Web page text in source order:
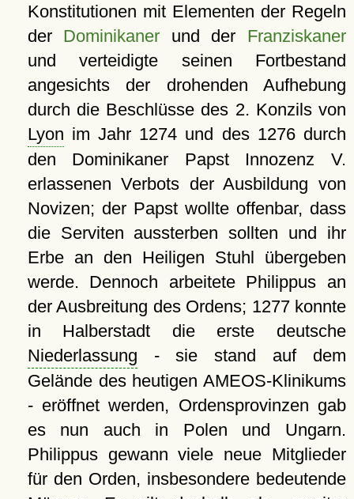
Konstitutionen mit Elementen der Regeln
der Dominikaner und der Franziskaner
und verteidigte seinen Fortbestand
angesichts der drohenden Aufhebung
durch die Beschlüsse des 2. Konzils von
Lyon im Jahr 1274 und des 1276 durch
den Dominikaner Papst Innozenz V.
erlassenen Verbots der Ausbildung von
Novizen; der Papst wollte offenbar, dass
die Serviten aussterben sollten und ihr
Erbe an den Heiligen Stuhl übergeben
werde. Dennoch arbeitete Philippus an
der Ausbreitung des Ordens; 1277 konnte
in Halberstadt die erste deutsche
Niederlassung - sie stand auf dem
Gelände des heutigen AMEOS-Klinikums
- eröffnet werden, Ordensprovinzen gab
es nun auch in Polen und Ungarn.
Philippus gewann viele neue Mitglieder
für den Orden, insbesondere bedeutende